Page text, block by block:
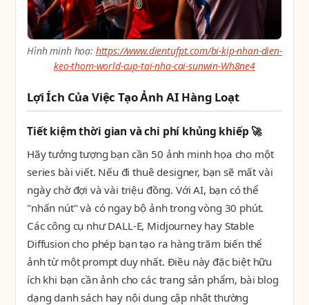
Hình minh hoạ: https://www.dientufpt.com/bi-kip-nhan-dien-
keo-thom-world-cup-tai-nha-cai-sunwin-Wh8ne4
Lợi Ích Của Việc Tạo Ảnh AI Hàng Loạt
Tiết kiệm thời gian và chi phí khủng khiếp 🚀
Hãy tưởng tượng bạn cần 50 ảnh minh họa cho một
series bài viết. Nếu đi thuê designer, bạn sẽ mất vài
ngày chờ đợi và vài triệu đồng. Với AI, bạn có thể
"nhấn nút" và có ngay bộ ảnh trong vòng 30 phút.
Các công cụ như DALL-E, Midjourney hay Stable
Diffusion cho phép bạn tạo ra hàng trăm biến thể
ảnh từ một prompt duy nhất. Điều này đặc biệt hữu
ích khi bạn cần ảnh cho các trang sản phẩm, bài blog
dạng danh sách hay nội dung cập nhật thường